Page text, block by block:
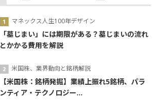
マネックス人生100年デザイン
「墓じまい」には期限がある？墓じまいの流れ
とかかる費用を解説
米国株、業界動向と銘柄解説
【米国株：銘柄発掘】業績上振れ5銘柄、パラ
ンティア・テクノロジー...